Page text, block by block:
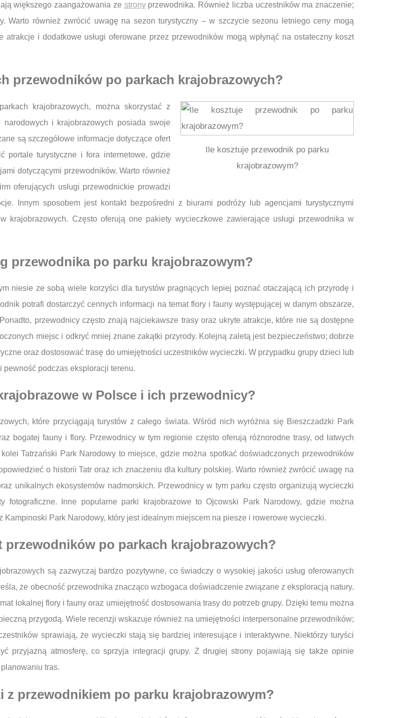
większego zaangażowania ze stronyprzewodnika. Również liczba uczestników ma znaczenie;
Warto również zwrócić uwagę na sezon turystyczny – w szczycie sezonu letniego ceny mogą
i dodatkowe usługi oferowane przez przewodników mogą wpłynąć na ostateczny koszt
przewodników po parkach krajobrazowych?
Ile kosztuje przewodnik po parku
krajobrazowym?
krajobrazowych, można skorzystać z
i krajobrazowych posiada swoje
są szczegółowe informacje dotyczące ofert
portale turystyczne i fora internetowe, gdzie
dotyczącymi przewodników. Warto również
oferujących usługi przewodnickie prowadzi
Innym sposobem jest kontakt bezpośredni z biurami podróży lub agencjami turystycznymi
krajobrazowych. Często oferują one pakiety wycieczkowe zawierające usługi przewodnika w
przewodnika po parku krajobrazowym?
niesie ze sobą wiele korzyści dla turystów pragnących lepiej poznać otaczającą ich przyrodę i
potrafi dostarczyć cennych informacji na temat flory i fauny występującej w danym obszarze,
przewodnicy często znają najciekawsze trasy oraz ukryte atrakcje, które nie są dostępne
miejsc i odkryć mniej znane zakątki przyrody. Kolejną zaletą jest bezpieczeństwo; dobrze
oraz dostosować trasę do umiejętności uczestników wycieczki. W przypadku grupy dzieci lub
podczas eksploracji terenu.
w Polsce i ich przewodnicy?
które przyciągają turystów z całego świata. Wśród nich wyróżnia się Bieszczadzki Park
bogatej fauny i flory. Przewodnicy w tym regionie często oferują różnorodne trasy, od łatwych
Tatrzański Park Narodowy to miejsce, gdzie można spotkać doświadczonych przewodników
o historii Tatr oraz ich znaczeniu dla kultury polskiej. Warto również zwrócić uwagę na
unikalnych ekosystemów nadmorskich. Przewodnicy w tym parku często organizują wycieczki
fotograficzne. Inne popularne parki krajobrazowe to Ojcowski Park Narodowy, gdzie można
Park Narodowy, który jest idealnym miejscem na piesze i rowerowe wycieczki.
po parkach krajobrazowych?
są zazwyczaj bardzo pozytywne, co świadczy o wysokiej jakości usług oferowanych
że obecność przewodnika znacząco wzbogaca doświadczenie związane z eksploracją natury.
lokalnej flory i fauny oraz umiejętność dostosowania trasy do potrzeb grupy. Dzięki temu można
przygodą. Wiele recenzji wskazuje również na umiejętności interpersonalne przewodników;
sprawiają, że wycieczki stają się bardziej interesujące i interaktywne. Niektórzy turyści
przyjazną atmosferę, co sprzyja integracji grupy. Z drugiej strony pojawiają się także opinie
tras.
z przewodnikiem po parku krajobrazowym?